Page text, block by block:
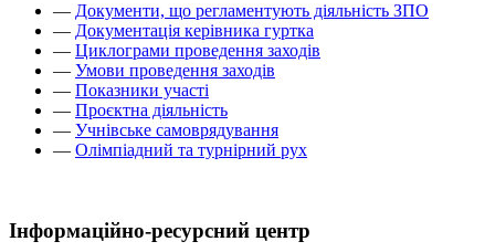
— Документи, що регламентують діяльність ЗПО
— Документація керівника гуртка
— Циклограми проведення заходів
— Умови проведення заходів
— Показники участі
— Проєктна діяльність
— Учнівське самоврядування
— Олімпіадний та турнірний рух
Інформаційно-ресурсний центр